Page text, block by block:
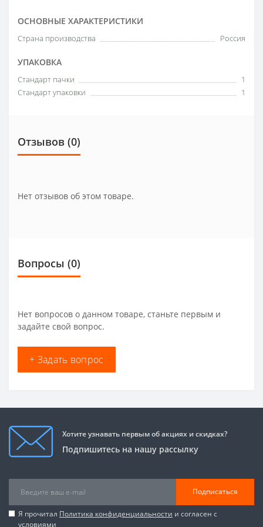
ОСНОВНЫЕ ХАРАКТЕРИСТИКИ
Страна производства Россия
УПАКОВКА
Стандарт пачки
1
Стандарт упаковки
1
Отзывов (0)
Нет отзывов об этом товаре.
Вопросы (0)
Нет вопросов о данном товаре, станьте первым и
задайте свой вопрос.
+ Задать вопрос
Хотите узнавать первым об акциях и скидках?
Подпишитесь на нашу рассылку
Подписаться
Я прочитал Политика конфиденциальности и согласен с
условиями